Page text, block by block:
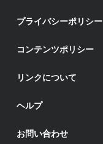
プライバシーポリシー
コンテンツポリシー
リンクについて
ヘルプ
お問い合わせ